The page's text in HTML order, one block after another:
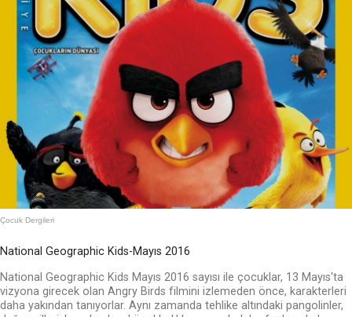
Çocuk Dergileri
National Geographic Kids-Mayıs 2016
National Geographic Kids Mayıs 2016 sayısı ile çocuklar, 13 Mayıs'ta
vizyona girecek olan Angry Birds filmini izlemeden önce, karakterleri
daha yakından tanıyorlar. Aynı zamanda tehlike altındaki pangolinler,